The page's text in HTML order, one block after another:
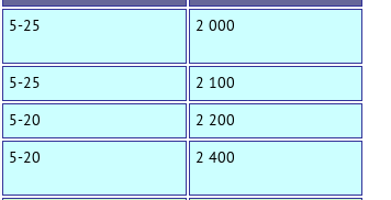
5-25 2 000
5-25
2 100
5-20
2 200
5-20 2 400